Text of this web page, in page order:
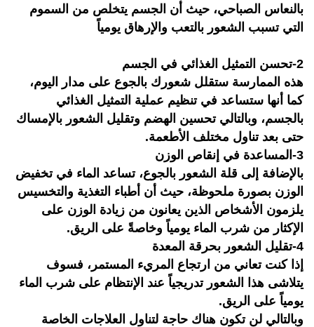
بالنعاس الصباحي، حيث أن الجسم يتخلص من السموم
التي تسبب الشعور بالتعب والإرهاق يومياً
2-تحسن التمثيل الغذائي في الجسم
هذه الممارسة ستقلل شعورك بالجوع على مدار اليوم،
كما أنها ستساعد في تنظيم عملية التمثيل الغذائي
بالجسم، وبالتالي تحسين الهضم وتقليل الشعور بالإمساك
حتى بعد تناول مختلف الأطعمة.
3-المساعدة في إنقاص الوزن
بالإضافة إلى قلة الشعور بالجوع، تساعد الماء في تخفيض
الوزن بصورة ملحوظة، حيث أن أطباء التغذية والتخسيس
يلزمون الأشخاص الذين يعانون من زيادة الوزن على
الإكثار من شرب الماء يومياً وخاصةً على الريق.
4-تقليل الشعور بحرقة المعدة
إذا كنت تعاني من ارتجاع المريء المستمر، فسوف
يتلاشى هذا الشعور تدريجياً عند الإنتظام على شرب الماء
يومياً على الريق.
وبالتالي لن تكون هناك حاجة لتناول العلاجات الخاصة